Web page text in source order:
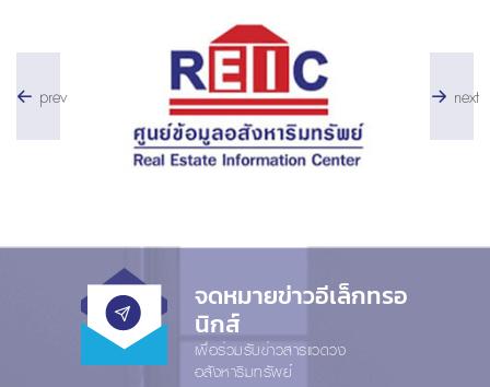
prev next
จดหมายข่าวอีเล็กทรอ
นิกส์
เพื่อร่วมรับข่าวสารแวดวง
อสังหาริมทรัพย์